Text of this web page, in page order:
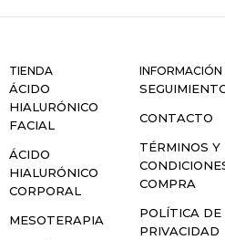
TIENDA
ÁCIDO
HIALURÓNICO
FACIAL
ÁCIDO
HIALURÓNICO
CORPORAL
MESOTERAPIA
INFORMACIÓN
CONTACTO
TÉRMINOS Y
COMPRA
POLÍTICA DE
PRIVACIDAD